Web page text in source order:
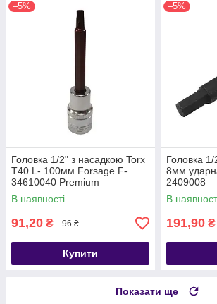
–5%
Головка 1/2" з насадкою Torx
T40 L- 100мм Forsage F-
34610040 Premium
В наявності
91,20 ₴ 96 ₴
Купити
–5%
Головка
8мм
2409008
В
191,90 ₴
Показати ще